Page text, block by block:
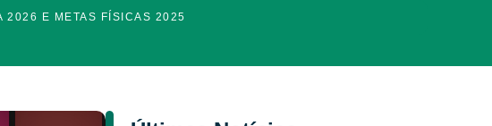
2026 E METAS FÍSICAS 2025